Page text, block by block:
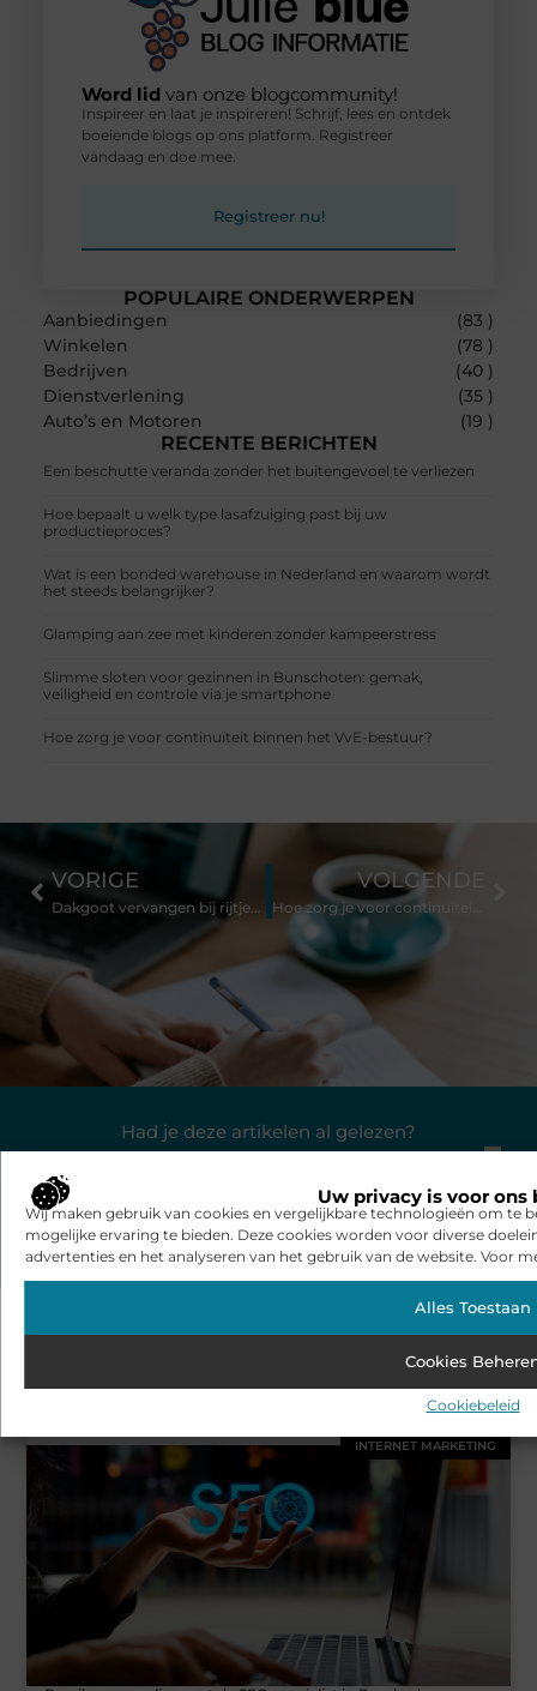
Uw privacy is voor
Wij maken gebruik van cookies en vergelijkbare technologieën om te
mogelijke ervaring te bieden. Deze cookies worden voor diverse
advertenties en het analyseren van het gebruik van de website. Voor
Alles Toestaan
Cookies
Cookiebeleid
POPULAIRE ONDERWERPEN
Aanbiedingen
(83 )
Winkelen
(78 )
Bedrijven
(40 )
Dienstverlening
(35 )
Auto’s en Motoren
(19 )
RECENTE BERICHTEN
Een beschutte veranda zonder het buitengevoel te verliezen
Hoe bepaalt u welk type lasafzuiging past bij uw
productieproces?
Wat is een bonded warehouse in Nederland en waarom wordt
het steeds belangrijker?
Glamping aan zee met kinderen zonder kampeerstress
Slimme sloten voor gezinnen in Bunschoten: gemak,
veiligheid en controle via je smartphone
Hoe zorg je voor continuïteit binnen het VvE-bestuur?
Word lid van onze blogcommunity!
Inspireer en laat je inspireren! Schrijf, lees en ontdek
boeiende blogs op ons platform. Registreer
vandaag en doe mee.
Registreer nu!
Had je deze artikelen al gelezen?
Verken de boeiende en interessante verhalen die wij aanbieden
en laat onze artikelen niet aan je voorbijgaan. Duik in diverse
onderwerpen en blijf goed op de hoogte!
VORIGE
Dakgoot vervangen bij rijtjeshuizen
VOLGENDE
INTERNET MARKETING